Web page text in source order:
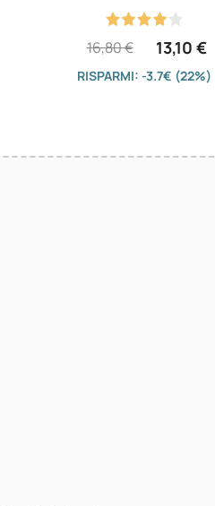
13,10 €
16,80 €
RISPARMI: -3.7€ (22%)